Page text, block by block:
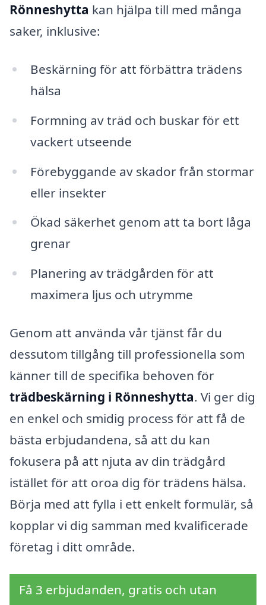
Rönneshytta kan hjälpa till med många
saker, inklusive:
Beskärning för att förbättra trädens
hälsa
Formning av träd och buskar för ett
vackert utseende
Förebyggande av skador från stormar
eller insekter
Ökad säkerhet genom att ta bort låga
grenar
Planering av trädgården för att
maximera ljus och utrymme
Genom att använda vår tjänst får du
dessutom tillgång till professionella som
känner till de specifika behoven för
trädbeskärning i Rönneshytta. Vi ger dig
en enkel och smidig process för att få de
bästa erbjudandena, så att du kan
fokusera på att njuta av din trädgård
istället för att oroa dig för trädens hälsa.
Börja med att fylla i ett enkelt formulär, så
kopplar vi dig samman med kvalificerade
företag i ditt område.
Få 3 erbjudanden, gratis och utan